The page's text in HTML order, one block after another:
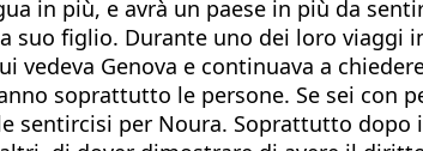
in più, e avrà un paese in più da
suo figlio. Durante uno dei loro
vedeva Genova e continuava a
soprattutto le persone. Se sei con
sentircisi per Noura. Soprattutto